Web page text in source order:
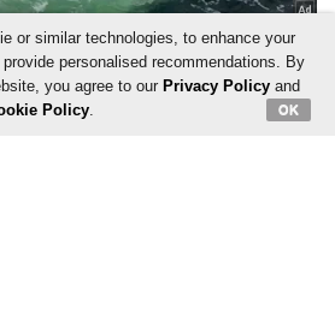
or similar technologies, to enhance your
personalised recommendations. By
you agree to our Privacy Policyand
Policy. OK